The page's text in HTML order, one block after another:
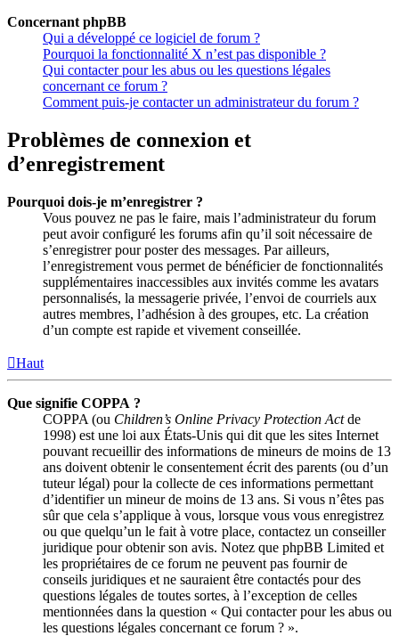
Concernant phpBB
Qui a développé ce logiciel de forum ?
Pourquoi la fonctionnalité X n’est pas disponible ?
Qui contacter pour les abus ou les questions légales
concernant ce forum ?
Comment puis-je contacter un administrateur du forum ?
Problèmes de connexion et
d’enregistrement
Pourquoi dois-je m’enregistrer ?
Vous pouvez ne pas le faire, mais l’administrateur du forum
peut avoir configuré les forums afin qu’il soit nécessaire de
s’enregistrer pour poster des messages. Par ailleurs,
l’enregistrement vous permet de bénéficier de fonctionnalités
supplémentaires inaccessibles aux invités comme les avatars
personnalisés, la messagerie privée, l’envoi de courriels aux
autres membres, l’adhésion à des groupes, etc. La création
d’un compte est rapide et vivement conseillée.
Haut
Que signifie COPPA ?
COPPA (ou Children’s Online Privacy Protection Actde
1998) est une loi aux États-Unis qui dit que les sites Internet
pouvant recueillir des informations de mineurs de moins de 13
ans doivent obtenir le consentement écrit des parents (ou d’un
tuteur légal) pour la collecte de ces informations permettant
d’identifier un mineur de moins de 13 ans. Si vous n’êtes pas
sûr que cela s’applique à vous, lorsque vous vous enregistrez
ou que quelqu’un le fait à votre place, contactez un conseiller
juridique pour obtenir son avis. Notez que phpBB Limited et
les propriétaires de ce forum ne peuvent pas fournir de
conseils juridiques et ne sauraient être contactés pour des
questions légales de toutes sortes, à l’exception de celles
mentionnées dans la question « Qui contacter pour les abus ou
les questions légales concernant ce forum ? ».